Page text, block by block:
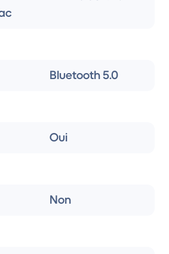
Bluetooth 5.0
Oui
Non